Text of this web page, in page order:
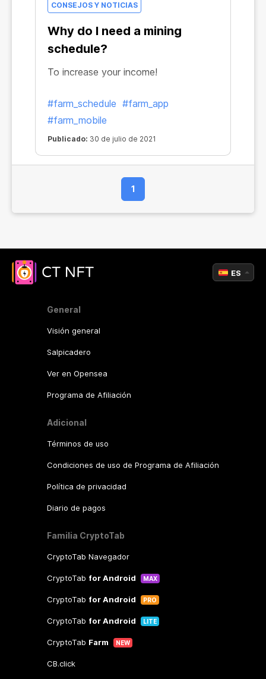
CONSEJOS Y NOTICIAS
Why do I need a mining
schedule?
To increase your income!
#farm_schedule #farm_app
#farm_mobile
Publicado: 30 de julio de 2021
1
General
Visión general
Salpicadero
Ver en Opensea
Programa de Afiliación
Adicional
Términos de uso
Condiciones de uso de Programa de Afiliación
Política de privacidad
Diario de pagos
Familia CryptoTab
CryptoTab Navegador
CryptoTab for Android MAX
CryptoTab for Android PRO
CryptoTab for Android LITE
CryptoTab Farm NEW
CB.click
ES